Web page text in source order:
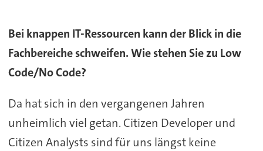
Bei knappen IT-Ressourcen kann der Blick in die
Fachbereiche schweifen. Wie stehen Sie zu Low
Code/No Code?
Da hat sich in den vergangenen Jahren
unheimlich viel getan. Citizen Developer und
Citizen Analysts sind für uns längst keine